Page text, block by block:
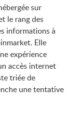
sur
le rang des
informations à
Elle
expérience
accès internet
triée de
une tentative